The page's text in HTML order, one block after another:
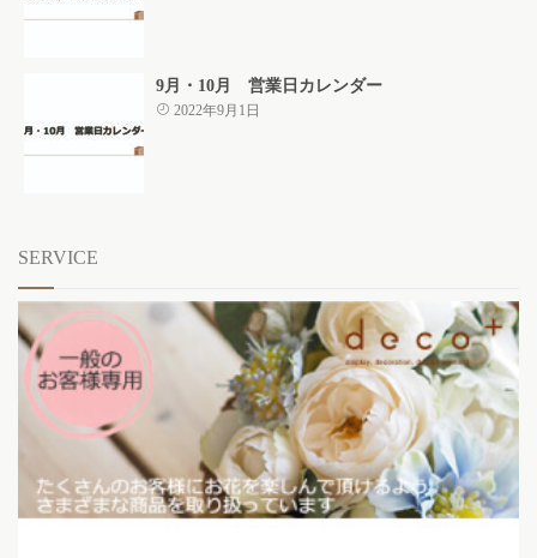
9月・10月 営業日カレンダー
2022年9月1日
SERVICE